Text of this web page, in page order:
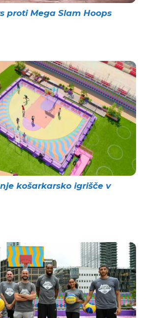
proti Mega Slam Hoops
košarkarsko igrišče v